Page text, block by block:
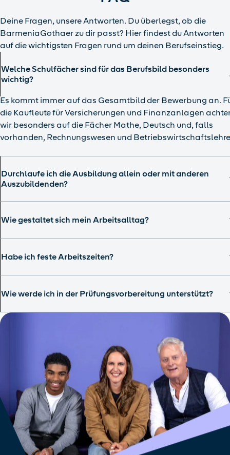
Deine Fragen, unsere Antworten. Du überlegst, ob die
BarmeniaGothaer zu dir passt? Hier findest du Antworten
auf die wichtigsten Fragen rund um deinen Berufseinstieg.
Welche Schulfächer sind für das Berufsbild besonders
wichtig?
Es kommt immer auf das Gesamtbild der Bewerbung an.
die Kaufleute für Versicherungen und Finanzanlagen
wir besonders auf die Fächer Mathe, Deutsch und, falls
vorhanden, Rechnungswesen und
Durchlaufe ich die Ausbildung allein oder mit anderen
Auszubildenden?
Wie gestaltet sich mein Arbeitsalltag?
Habe ich feste Arbeitszeiten?
Wie werde ich in der Prüfungsvorbereitung unterstützt?